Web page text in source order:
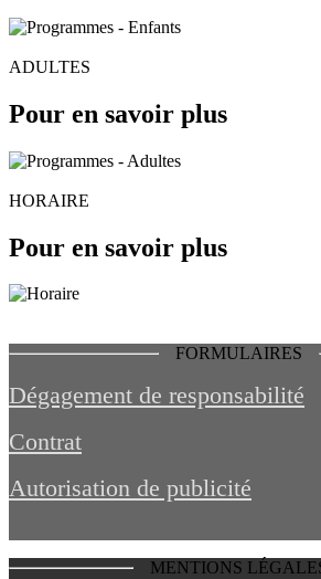
ADULTES
Pour en savoir plus
HORAIRE
Pour en savoir plus
FORMULAIRES
Dégagement de responsabilité
Contrat
Autorisation de publicité
MENTIONS